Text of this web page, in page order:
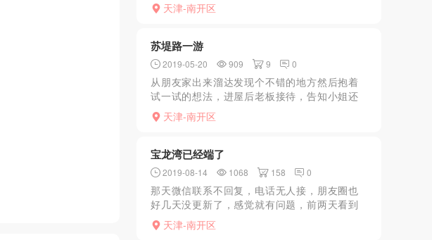
目想合作合作，于是想起密云路五金城附近的
天津-南开区
苏堤路一游
2019-05-20 909 9 0
从朋友家出来溜达发现个不错的地方然后抱着
试一试的想法，进屋后老板接待，告知小姐还
在工作等会，老板很是客气让小弟别急先在屋
里等会然后跟老板一起喝茶聊了大概15分钟告
天津-南开区
宝龙湾已经端了
2019-08-14 1068 158 0
那天微信联系不回复，电话无人接，朋友圈也
好几天没更新了，感觉就有问题，前两天看到
贴吧和论坛都说端了应该是真的，大家删联系
方式吧，别给自己找麻烦，还有以后出来玩一
天津-南开区